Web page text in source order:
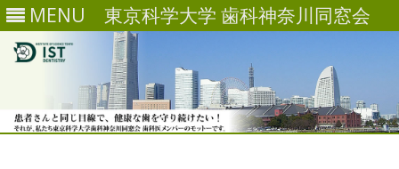
MENU 東京科学大学 歯科神奈川同窓会